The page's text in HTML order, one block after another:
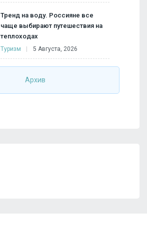
Тренд на воду. Россияне все
чаще выбирают путешествия на
теплоходах
Туризм 5 Августа, 2026
Архив